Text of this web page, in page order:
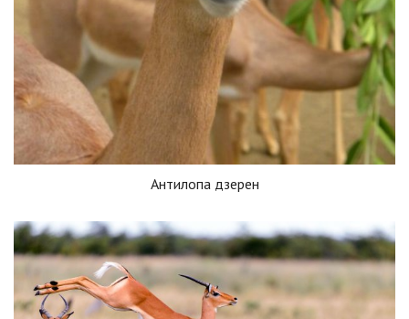
Антилопа дзерен